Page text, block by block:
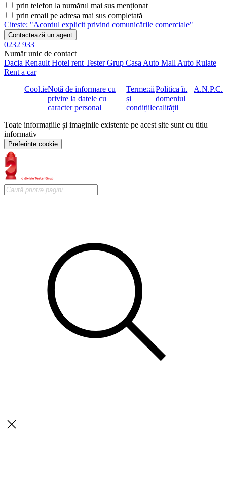
prin telefon la numărul mai sus menționat
prin email pe adresa mai sus completată
Citește: "Acordul explicit privind comunicările comerciale"
Contactează un agent
0232 933
Număr unic de contact
Dacia Renault Hotel rent Tester Grup Casa Auto Mall Auto Rulate
Rent a car
CookieNotă de informare cu
privire la datele cu
caracter personal
Termenii
și
condițiile
Politica în
domeniul
calității
A.N.P.C.
Toate informațiile și imaginile existente pe acest site sunt cu titlu
informativ
Preferințe cookie